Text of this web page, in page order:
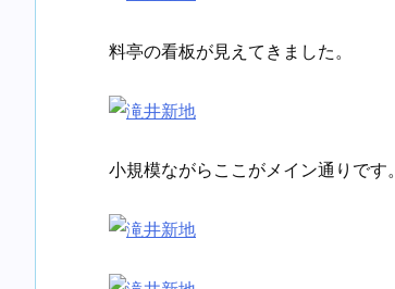
料亭の看板が見えてきました。
小規模ながらここがメイン通りです。